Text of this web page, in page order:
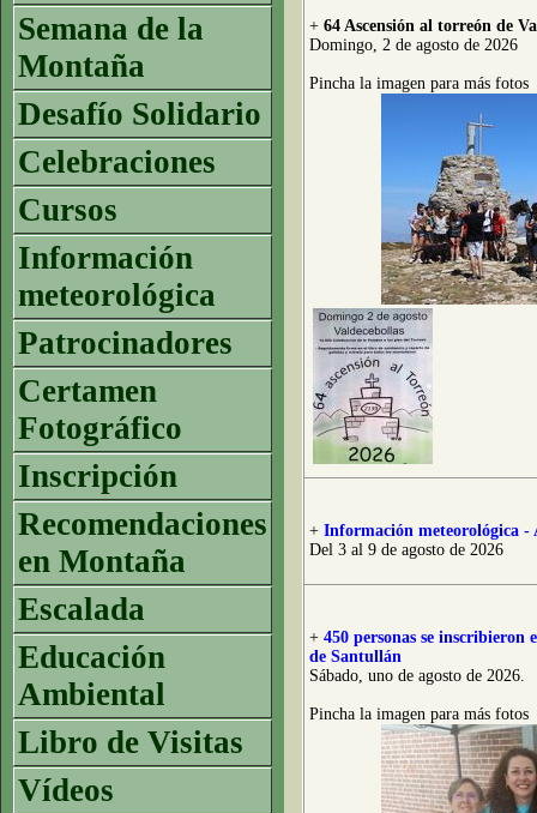
Semana de la
Montaña
Desafío Solidario
Celebraciones
Cursos
Información
meteorológica
Patrocinadores
Certamen
Fotográfico
Inscripción
Recomendaciones
en Montaña
Escalada
Educación
Ambiental
Libro de Visitas
Vídeos
+ 64 Ascensión al torreón de
Domingo, 2 de agosto de 2026
Pincha la imagen para más fotos
+ Información meteorológica -
Del 3 al 9 de agosto de 2026
+ 450 personas se
de Santullán
Sábado, uno de agosto de 2026.
Pincha la imagen para más fotos